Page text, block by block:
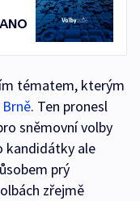
tématem, kterým
. Ten pronesl
sněmovní volby
kandidátky ale
prý
zřejmě